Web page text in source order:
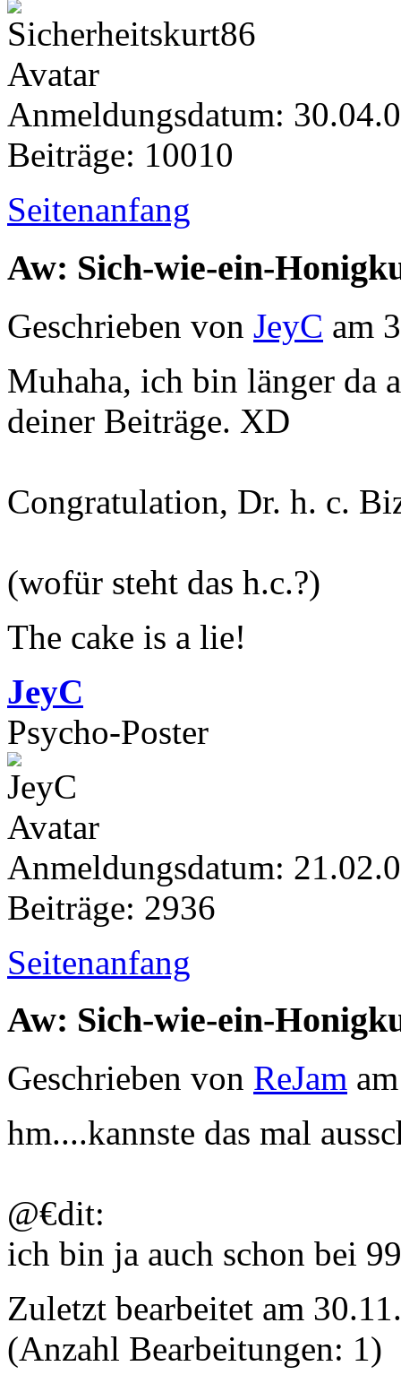
Anmeldungsdatum:
Beiträge: 10010
Seitenanfang
Aw: Sich-wie-ein-
Geschrieben von JeyC am
Muhaha, ich bin länger da
deiner Beiträge. XD
Congratulation, Dr. h. c.
(wofür steht das h.c.?)
The cake is a lie!
JeyC
Psycho-Poster
Anmeldungsdatum:
Beiträge: 2936
Seitenanfang
Aw: Sich-wie-ein-
Geschrieben von ReJam
hm....kannste das mal
@€dit:
ich bin ja auch schon bei
Zuletzt bearbeitet am
(Anzahl Bearbeitungen: 1)